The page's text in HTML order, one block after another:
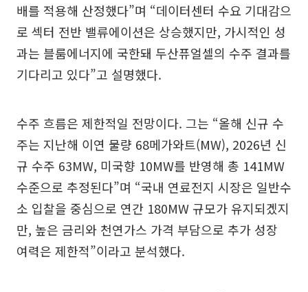
배를 적용해 산정했다”며 “데이터센터 수요 기대감으
로 섹터 전반 밸류에이션은 상승했지만, 가시적인 성
과는 블룸에너지에 국한돼 두산퓨얼셀의 수주 결과를
기다리고 있다”고 설명했다.
수주 흐름은 제한적일 전망이다. 그는 “올해 신규 수
주는 지난해 이연 물량 68메가와트(MW), 2026년 신
규 수주 63MW, 미국향 10MW를 반영해 총 141MW
수준으로 추정된다”며 “국내 연료전지 시장은 일반수
소 입찰을 중심으로 연간 180MW 규모가 유지되겠지
만, 높은 금리와 천연가스 가격 부담으로 추가 성장
여력은 제한적”이라고 분석했다.